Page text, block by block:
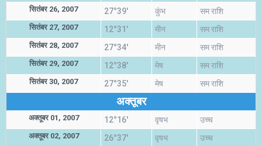
सितंबर 26, 2007 27°39' कुंभ सम राशि
सितंबर 27, 2007 12°31' मीन सम राशि
सितंबर 28, 2007 27°34' मीन सम राशि
सितंबर 29, 2007 12°38' मेष सम राशि
सितंबर 30, 2007 27°35' मेष सम राशि
अक्तूबर
अक्तूबर 01, 2007 12°16' वृषभ उच्च
अक्तूबर 02, 2007 26°37' वृषभ उच्च